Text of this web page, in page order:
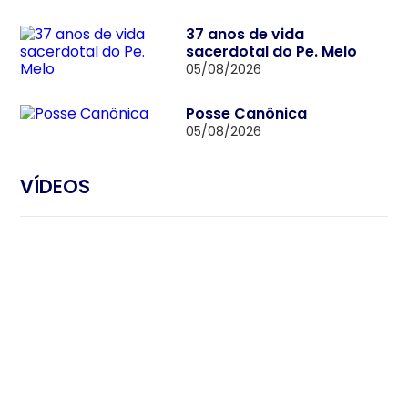
37 anos de vida
sacerdotal do Pe. Melo
05/08/2026
Posse Canônica
05/08/2026
VÍDEOS